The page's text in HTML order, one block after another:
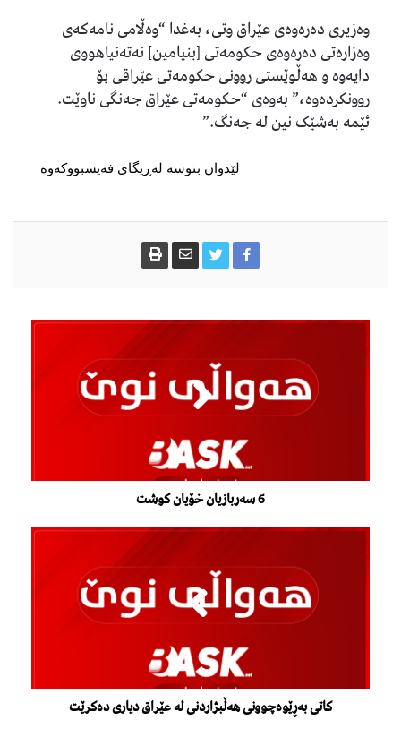
وەزیری دەرەوەی عێراق وتی، بەغدا “وەڵامی نامەکەی
وەزارەتی دەرەوەی حکومەتی [بنیامین] نەتەنیاهووی
دایەوە و هەڵوێستی روونی حکومەتی عێراقی بۆ
روونکردەوە،” بەوەی “حکومەتی عێراق جەنگی ناوێت.
ئێمە بەشێک نین لە جەنگ.”
لێدوان بنوسە لەڕیگای فەیسبووکەوە
6 سەربازیان خۆیان کوشت
کاتی بەڕێوەچوونی هەڵبژاردنی لە عێراق دیاری دەکرێت